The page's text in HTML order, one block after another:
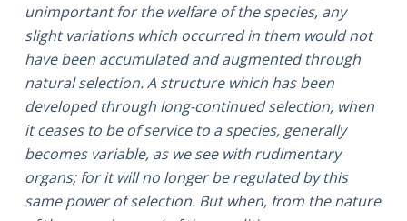
unimportant for the welfare of the species, any
slight variations which occurred in them would not
have been accumulated and augmented through
natural selection. A structure which has been
developed through long-continued selection, when
it ceases to be of service to a species, generally
becomes variable, as we see with rudimentary
organs; for it will no longer be regulated by this
same power of selection. But when, from the nature